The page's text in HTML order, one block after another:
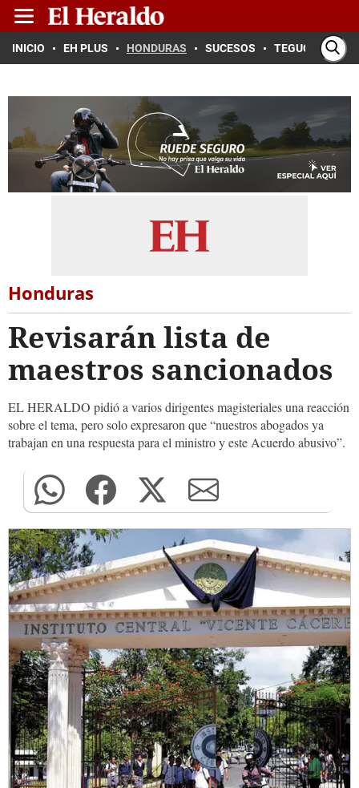
INICIO EH PLUS HONDURAS SUCESOS TEGUCIGALPA
Honduras
Revisarán lista de
maestros sancionados
EL HERALDO pidió a varios dirigentes magisteriales una reacción
sobre el tema, pero solo expresaron que “nuestros abogados ya
trabajan en una respuesta para el ministro y este Acuerdo abusivo”.